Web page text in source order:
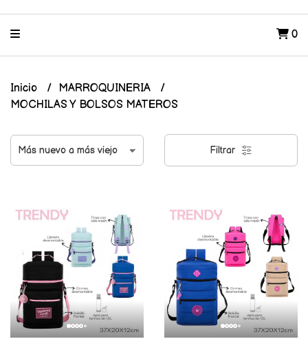
0
Inicio
MARROQUINERIA
MOCHILAS Y BOLSOS MATEROS
Filtrar